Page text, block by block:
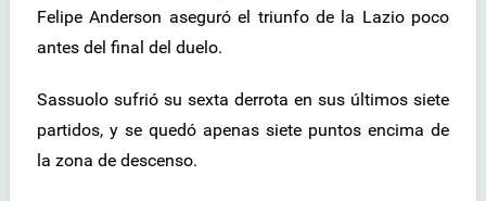
Felipe Anderson aseguró el triunfo de la Lazio poco
antes del final del duelo.
Sassuolo sufrió su sexta derrota en sus últimos siete
partidos, y se quedó apenas siete puntos encima de
la zona de descenso.